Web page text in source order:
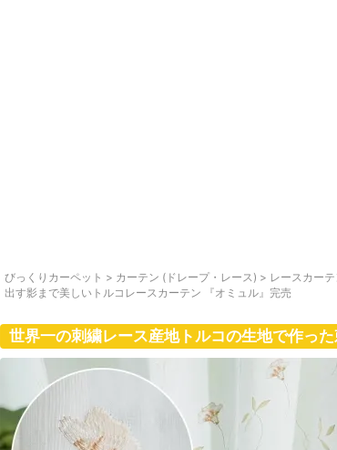
びっくりカーペット > カーテン (ドレープ・レース) > レースカーテ
出す影まで美しいトルコレースカーテン 『オミュル』完売
世界一の刺繍レース産地トルコの生地で作っ